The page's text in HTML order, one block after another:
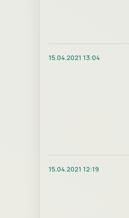
15.04.2021 13:04
15.04.2021 12:19